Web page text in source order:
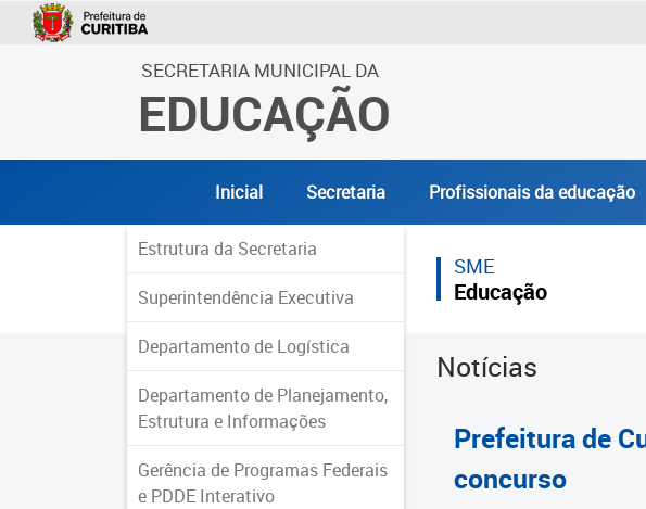
SECRETARIA MUNICIPAL DA
EDUCAÇÃO
Inicial Secretaria Profissionais da educação
Estrutura da Secretaria
Superintendência Executiva
Departamento de Logística
Departamento de Planejamento,
Estrutura e Informações
Gerência de Programas Federais
e PDDE Interativo
SME
Educação
Notícias
Prefeitura de
concurso